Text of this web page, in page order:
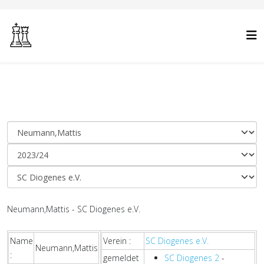
Neumann,Mattis - SC Diogenes e.V.
Name
:
Neumann,Mattis
Verein :
SC Diogenes e.V.
gemeldet
SC Diogenes 2-